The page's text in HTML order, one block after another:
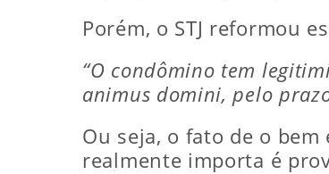
Porém, o STJ reformou
“O condômino tem
animus domini, pelo
Ou seja, o fato de o
realmente importa é